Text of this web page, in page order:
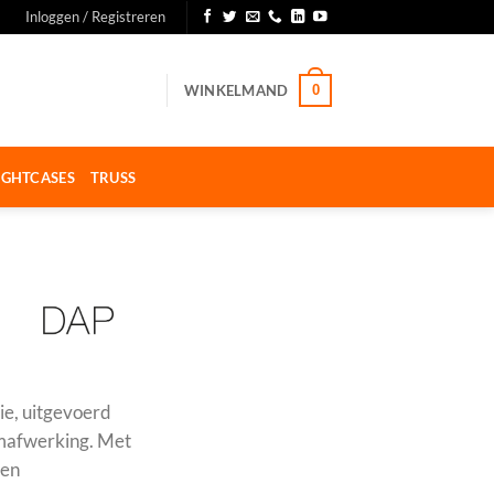
Inloggen / Registreren
WINKELMAND 0
TRUSS
uitgevoerd
Met